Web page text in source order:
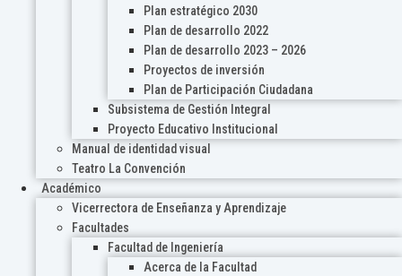
Plan estratégico 2030
Plan de desarrollo 2022
Plan de desarrollo 2023 – 2026
Proyectos de inversión
Plan de Participación Ciudadana
Subsistema de Gestión Integral
Proyecto Educativo Institucional
Manual de identidad visual
Teatro La Convención
Académico
Vicerrectora de Enseñanza y Aprendizaje
Facultades
Facultad de Ingeniería
Acerca de la Facultad